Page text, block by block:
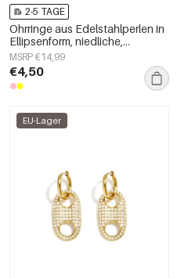
2-5 TAGE
Ohrringe aus Edelstahlperlen in
Ellipsenform, niedliche,
schlichte Alltags-Serie,
Damenschmuck
MSRP €14,99
€4,50
EU-Lager